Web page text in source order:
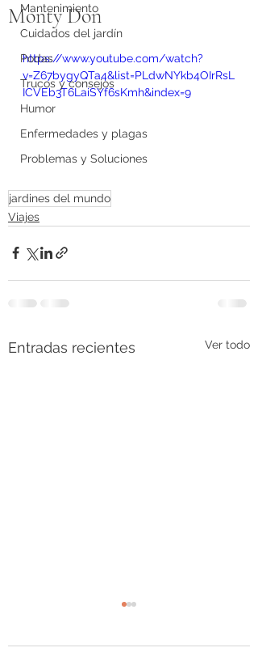
Mantenimiento
Cuidados del jardín
Podas
Trucos y consejos
Humor
Enfermedades y plagas
Problemas y Soluciones
Monty Don
https://www.youtube.com/watch?
v=Z67bygyQTa4&list=PLdwNYkb4OIrRsL
ICVEb3T6LaiSYf6sKmh&index=9
jardines del mundo
Viajes
Entradas recientes Ver todo